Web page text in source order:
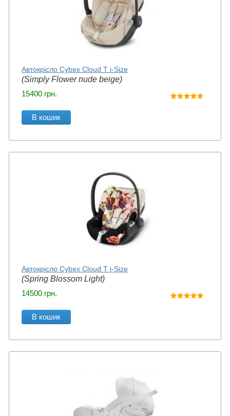
Автокрісло Cybex Cloud T i-Size
(Simply Flower nude beige)
15400 грн.
В кошик
Автокрісло Cybex Cloud T i-Size
(Spring Blossom Light)
14500 грн.
В кошик